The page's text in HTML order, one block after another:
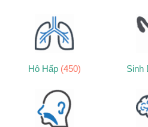
Hô Hấp (450) Sinh